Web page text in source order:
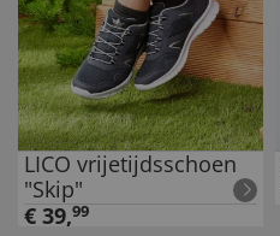
LICO vrijetijdsschoen
"Skip"
€ 39,99